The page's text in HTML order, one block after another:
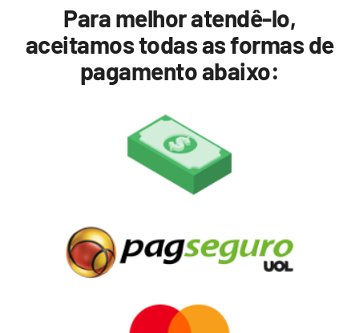
Para melhor atendê-lo,
aceitamos todas as formas de
pagamento abaixo: